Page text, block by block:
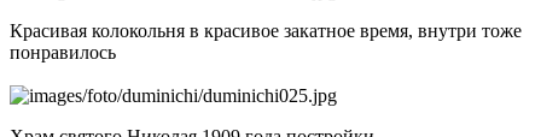
Красивая колокольня в красивое закатное время, внутри тоже
понравилось